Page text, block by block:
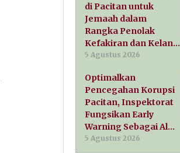
di Pacitan untuk
Jemaah dalam
Rangka Penolak
Kefakiran dan Kelan…
5 Agustus 2026
Optimalkan
Pencegahan Korupsi
Pacitan, Inspektorat
Fungsikan Early
Warning Sebagai Al…
5 Agustus 2026